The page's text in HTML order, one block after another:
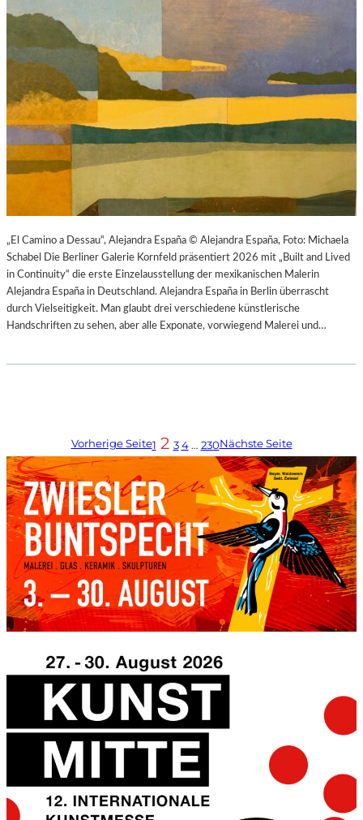
„El Camino a Dessau“, Alejandra España © Alejandra España, Foto: Michaela
Schabel Die Berliner Galerie Kornfeld präsentiert 2026 mit „Built and Lived
in Continuity“ die erste Einzelausstellung der mexikanischen Malerin
Alejandra España in Deutschland. Alejandra España in Berlin überrascht
durch Vielseitigkeit. Man glaubt drei verschiedene künstlerische
Handschriften zu sehen, aber alle Exponate, vorwiegend Malerei und…
Vorherige Seite1 2 3 4 … 230Nächste Seite